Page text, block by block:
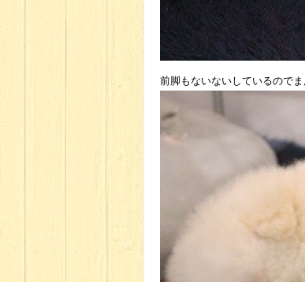
前脚もないないしているので